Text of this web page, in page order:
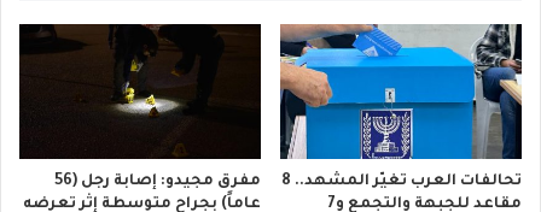
تحالفات العرب تغيّر المشهد.. 8
مقاعد للجبهة والتجمع و7
مفرق مجيدو: إصابة رجل (56
عاماً) بجراح متوسطة إثر تعرضه